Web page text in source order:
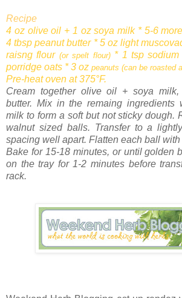
Recipe
4 oz olive oil + 1 oz soya milk * 5-6
4 tbsp peanut butter * 5 oz light
raisng flour (or spelt flour)* 1 tsp sodium
porridge oats * 3 oz peanuts (can be roasted
Pre-heat oven at 375°F.
Cream together olive oil + soya
butter. Mix in the remaing ingredients
milk to form a soft but not sticky dough.
walnut sized balls. Transfer to a
spacing well apart. Flatten each ball with
Bake for 15-18 minutes, or until golden
on the tray for 1-2 minutes before
rack.